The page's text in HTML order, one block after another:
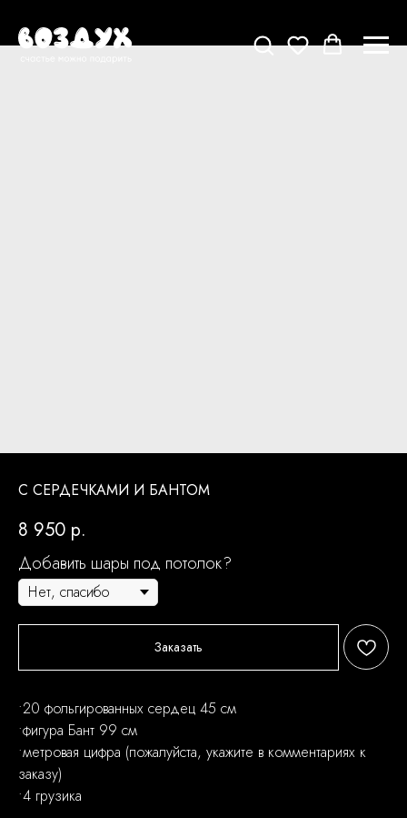
С СЕРДЕЧКАМИ И БАНТОМ
8 950 р.
Добавить шары под потолок?
Заказать
•20 фольгированных сердец 45 см
•фигура Бант 99 см
•метровая цифра (пожалуйста, укажите в комментариях к
заказу)
•4 грузика